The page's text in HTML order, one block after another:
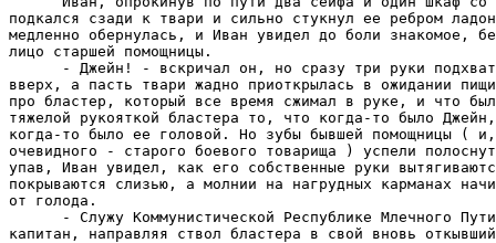
подкался сзади к твари и сильно стукнул ее ребром
медленно обернулась, и Иван увидел до боли знакомое,
лицо старшей помощницы.
- Джейн! - вскричал он, но сразу три руки
вверх, а пасть твари жадно приоткрылась в ожидании
про бластер, который все время сжимал в руке, и что
тяжелой рукояткой бластера то, что когда-то было
когда-то было ее головой. Hо зубы бывшей помощницы (
очевидного - старого боевого товарища ) успели
упав, Иван увидел, как его собственные руки
покрываются слизью, а молнии на нагрудных карманах
от голода.
- Служу Коммунистической Республике Млечного
капитан, направляя ствол бластера в свой вновь